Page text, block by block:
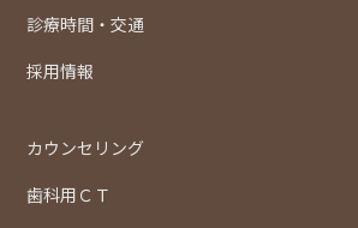
診療時間・交通
採用情報
カウンセリング
歯科用ＣＴ